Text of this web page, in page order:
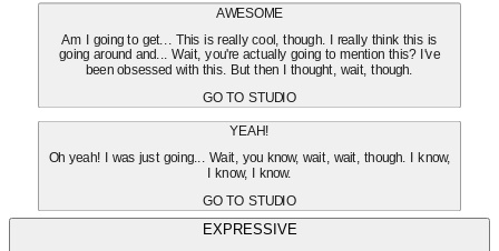
AWESOME
Am I going to get... This is really cool, though. I really think this is
going around and... Wait, you're actually going to mention this? I've
been obsessed with this. But then I thought, wait, though.
GO TO STUDIO
YEAH!
Oh yeah! I was just going... Wait, you know, wait, wait, though. I know,
I know, I know.
GO TO STUDIO
EXPRESSIVE